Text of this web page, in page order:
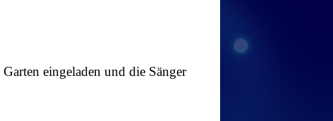
eingeladen und die Sänger